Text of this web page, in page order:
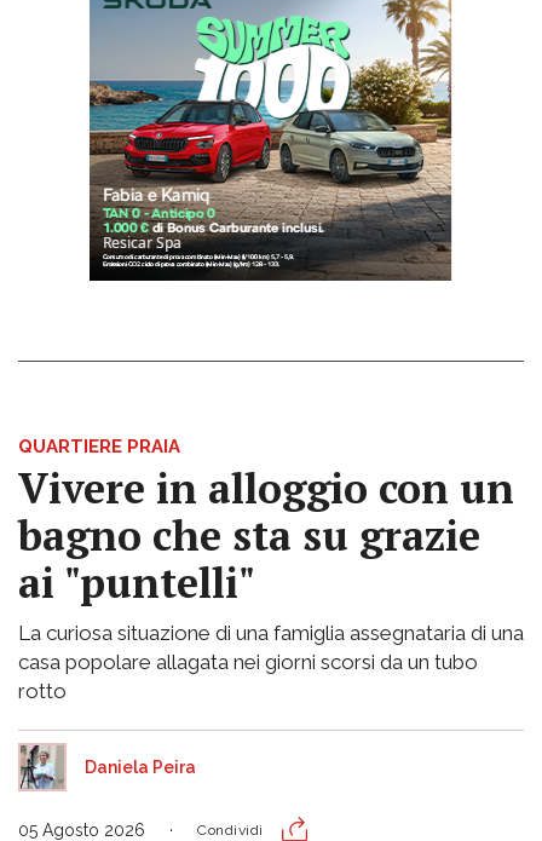
QUARTIERE PRAIA
Vivere in alloggio con un
bagno che sta su grazie
ai "puntelli"
La curiosa situazione di una famiglia assegnataria di una
casa popolare allagata nei giorni scorsi da un tubo
rotto
Daniela Peira
05 Agosto 2026 Condividi